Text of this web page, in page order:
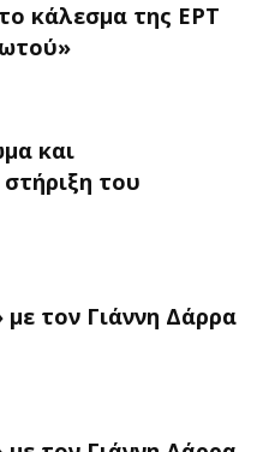
κάλεσμα της ΕΡΤ
και
του
τον Γιάννη Δάρρα